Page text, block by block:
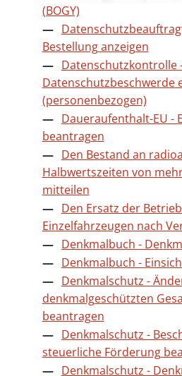
(BOGY)
Bestellung anzeigen
Datenschutzkontrolle
Datenschutzbeschwerde
(personenbezogen)
Daueraufenthalt-EU -
beantragen
Den Bestand an
Halbwertszeiten von
mitteilen
Den Ersatz der
Einzelfahrzeugen nach
Denkmalbuch -
Denkmalbuch -
Denkmalschutz -
denkmalgeschützten
beantragen
Denkmalschutz -
steuerliche Förderung
Denkmalschutz -